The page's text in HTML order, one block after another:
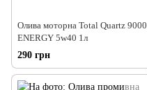
Олива моторна Total Quartz 9000
ENERGY 5w40 1л
290 грн